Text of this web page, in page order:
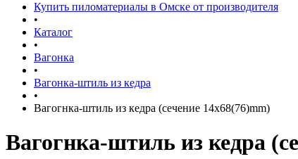
Купить пиломатериалы в Омске от производителя
•
Каталог
•
Вагонка
•
Вагонка-штиль из кедра
•
Вагогнка-штиль из кедра (сечение 14x68(76)mm)
Вагогнка-штиль из кедра